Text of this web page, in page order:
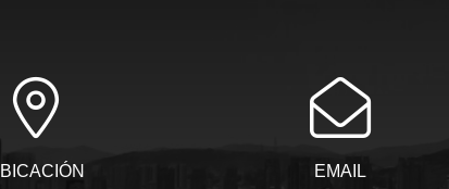
EMAIL